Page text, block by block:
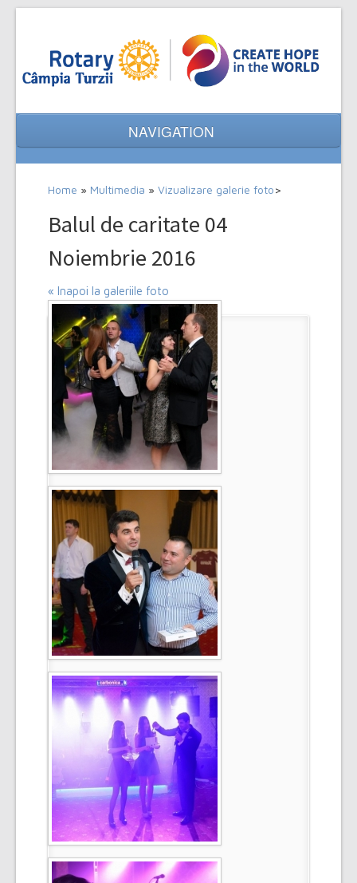
NAVIGATION
Home
Despre noi
Evenimente
Proiecte
Multimedia
Contact
Select Language▼
Home » Multimedia » Vizualizare galerie foto>
Balul de caritate 04
Noiembrie 2016
« Inapoi la galeriile foto